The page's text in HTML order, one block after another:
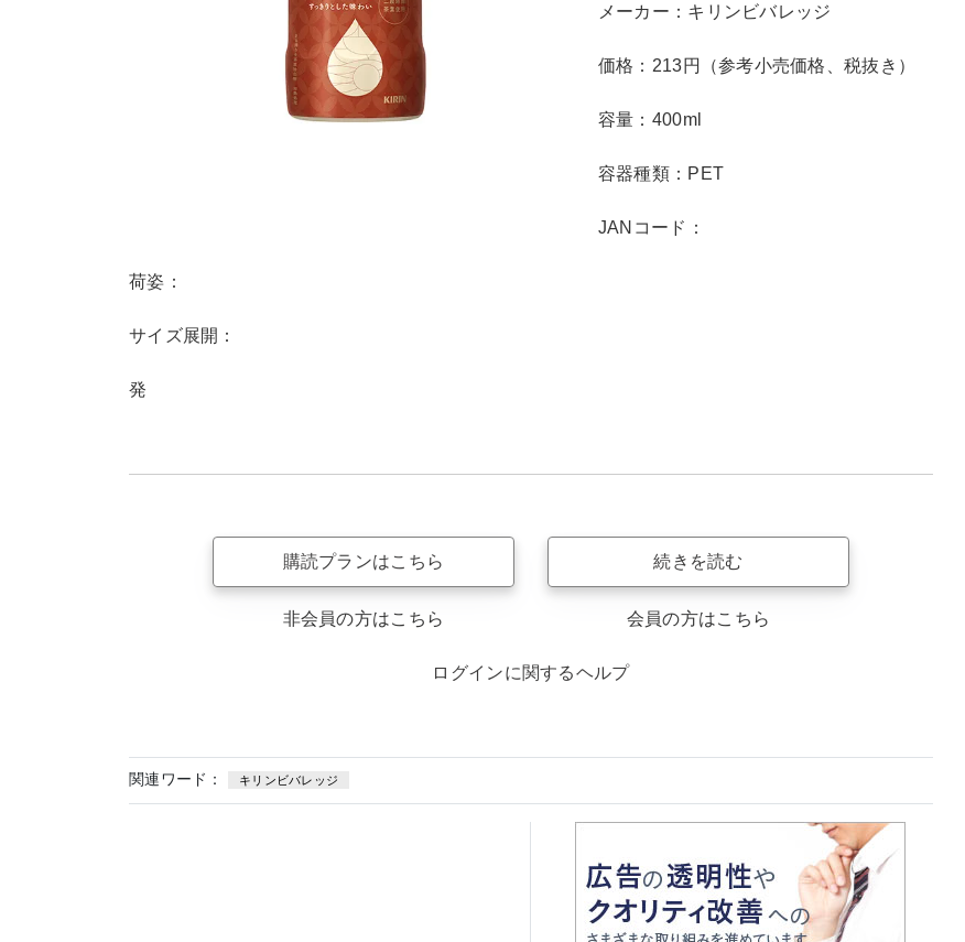
メーカー：キリンビバレッジ
価格：213円（参考小売価格、税抜き）
容量：400ml
容器種類：PET
JANコード：
荷姿：
サイズ展開：
発
購読プランはこちら
非会員の方はこちら
続きを読む
会員の方はこちら
ログインに関するヘルプ
関連ワード： キリンビバレッジ